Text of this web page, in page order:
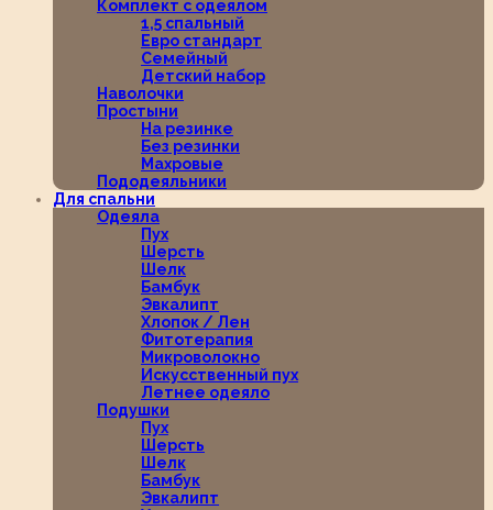
Комплект с одеялом
1,5 спальный
Евро стандарт
Семейный
Детский набор
Наволочки
Простыни
На резинке
Без резинки
Махровые
Пододеяльники
Для спальни
Одеяла
Пух
Шерсть
Шелк
Бамбук
Эвкалипт
Хлопок / Лен
Фитотерапия
Микроволокно
Искусственный пух
Летнее одеяло
Подушки
Пух
Шерсть
Шелк
Бамбук
Эвкалипт